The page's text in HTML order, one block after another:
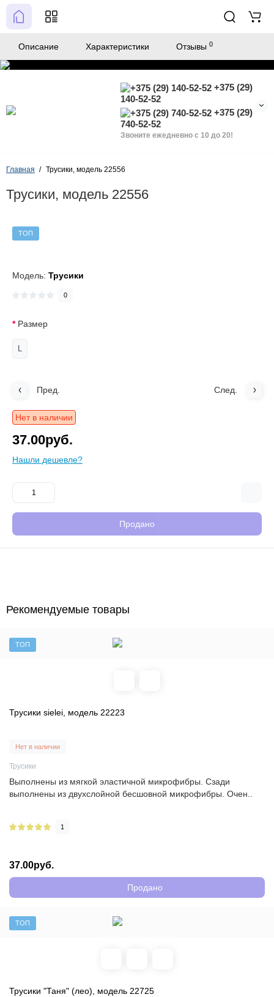
+375 (29)
140-52-52
+375 (29)
740-52-52
Звоните ежедневно с 10 до 20!
Главная Трусики, модель 22556
Трусики, модель 22556
ТОП
Модель: Трусики
0
Размер
L
Пред. След.
Нет в наличии
37.00руб.
Нашли дешевле?
Продано
Описание Характеристики Отзывы 0
Рекомендуемые товары
ТОП
Трусики sielei, модель 22223
Нет в наличии
Трусики
Выполнены из мягкой эластичной микрофибры. Сзади
выполнены из двухслойной бесшовной микрофибры. Очен..
1
37.00руб.
Продано
ТОП
Трусики "Таня" (лео), модель 22725